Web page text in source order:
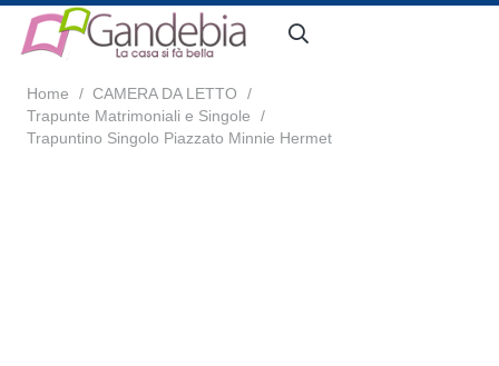
Home / CAMERA DA LETTO
/
Trapunte Matrimoniali e Singole
/
Trapuntino Singolo Piazzato Minnie Hermet